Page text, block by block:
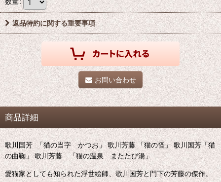
返品特約に関する重要事項
お問い合わせ
商品詳細
歌川国芳 「猫の当字 かつお」 歌川芳藤 「猫の怪」 歌川国芳「猫
の曲鞠」 歌川芳藤 「猫の温泉 またたび湯」
愛猫家としても知られた浮世絵師、歌川国芳と門下の芳藤の傑作。